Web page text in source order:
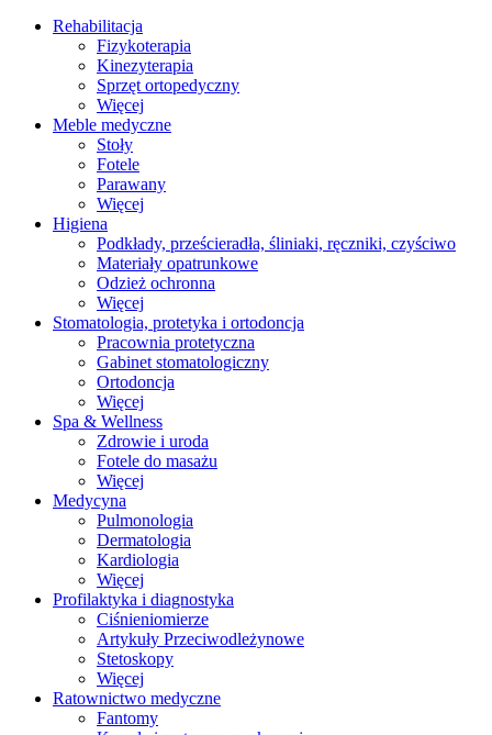
Rehabilitacja
Fizykoterapia
Kinezyterapia
Sprzęt ortopedyczny
Więcej
Meble medyczne
Stoły
Fotele
Parawany
Więcej
Higiena
Podkłady, prześcieradła, śliniaki, ręczniki, czyściwo
Materiały opatrunkowe
Odzież ochronna
Więcej
Stomatologia, protetyka i ortodoncja
Pracownia protetyczna
Gabinet stomatologiczny
Ortodoncja
Więcej
Spa & Wellness
Zdrowie i uroda
Fotele do masażu
Więcej
Medycyna
Pulmonologia
Dermatologia
Kardiologia
Więcej
Profilaktyka i diagnostyka
Ciśnieniomierze
Artykuły Przeciwodleżynowe
Stetoskopy
Więcej
Ratownictwo medyczne
Fantomy